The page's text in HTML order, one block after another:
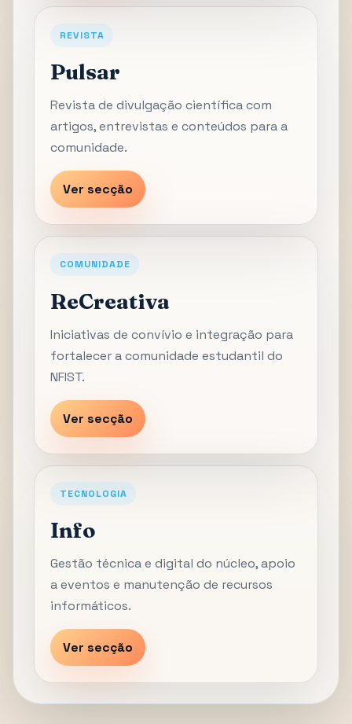
REVISTA
Pulsar
Revista de divulgação científica com
artigos, entrevistas e conteúdos para a
comunidade.
Ver secção
COMUNIDADE
ReCreativa
Iniciativas de convívio e integração para
fortalecer a comunidade estudantil do
NFIST.
Ver secção
TECNOLOGIA
Info
Gestão técnica e digital do núcleo, apoio
a eventos e manutenção de recursos
informáticos.
Ver secção